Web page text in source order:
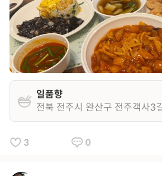
일품향
전북 전주시 완산구 전주객사3
3 0